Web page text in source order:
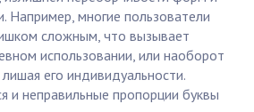
Например, многие пользователи
сложным, что вызывает
использовании, или наоборот
его индивидуальности.
и неправильные пропорции буквы